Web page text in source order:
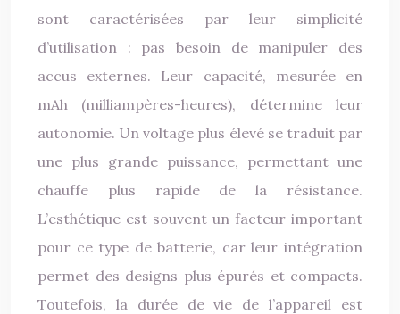
sont caractérisées par leur simplicité
d’utilisation : pas besoin de manipuler des
accus externes. Leur capacité, mesurée en
mAh (milliampères-heures), détermine leur
autonomie. Un voltage plus élevé se traduit par
une plus grande puissance, permettant une
chauffe plus rapide de la résistance.
L’esthétique est souvent un facteur important
pour ce type de batterie, car leur intégration
permet des designs plus épurés et compacts.
Toutefois, la durée de vie de l’appareil est